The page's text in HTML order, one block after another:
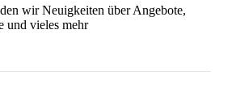
wir Neuigkeiten über Angebote,
und vieles mehr